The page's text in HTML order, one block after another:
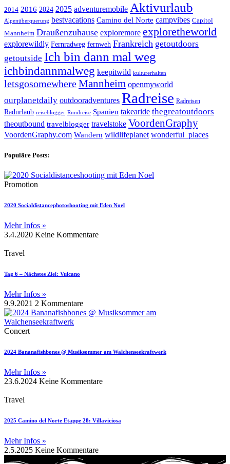
2014 2016 2024 2025 adventuremobile Aktivurlaub
Alpenüberquerung bestvacations Camino del Norte campvibes Capitol
Mannheim Draußenzuhause exploremore exploretheworld
explorewildly Fernradweg fernweh Frankreich getoutdoors
getoutside Ich bin dann mal weg
ichbindannmalweg keepitwild kulturerhalten
letsgosomewhereMannheim openmyworld
ourplanetdaily outdooradventures Radreise Radreisen
Radurlaub reiseblogger Rundreise Spanien takearide thegreatoutdoors
theoutbound travelblogger travelstoke VoordenGraphy
VoordenGraphy.com Wandern wildlifeplanet wonderful_places
Populäre Posts:
Promotion
2020 Socialdistancephotoshooting mit Eden Noel
Mehr Infos »
3.4.2020 Keine Kommentare
Travel
Tag 6 – Nächstes Ziel: Vulcano
Mehr Infos »
9.9.2021 2 Kommentare
Concert
2024 Bananafishbones @ Musiksommer am Walchenseekraftwerk
Mehr Infos »
23.6.2024 Keine Kommentare
Travel
2025 Camino del Norte Etappe 28: Villaviciosa
Mehr Infos »
2.5.2025 Keine Kommentare